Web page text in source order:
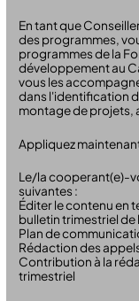
En tant que
des programmes,
programmes de la
développement au
vous les
dans l'identification
montage de projets,
Appliquez
Le/la cooperant(e)-
suivantes :
Éditer le contenu en
bulletin trimestriel de
Plan de
Rédaction des
Contribution à la
trimestriel